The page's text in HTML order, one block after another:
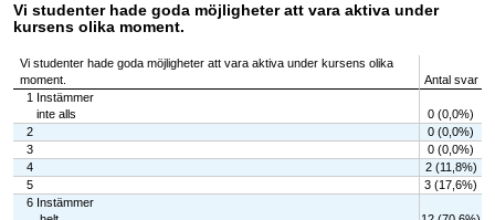
Vi studenter hade goda möjligheter att vara aktiva under
kursens olika moment.
Vi studenter hade goda möjligheter att vara aktiva under kursens olika
moment.
Antal svar
1 Instämmer
inte alls
0 (0,0%)
2
0 (0,0%)
3
0 (0,0%)
4
2 (11,8%)
5
3 (17,6%)
6 Instämmer